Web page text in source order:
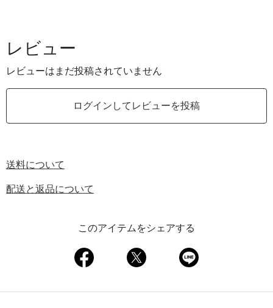
レビュー
レビューはまだ投稿されていません
ログインしてレビューを投稿
送料について
配送と返品について
このアイテムをシェアする